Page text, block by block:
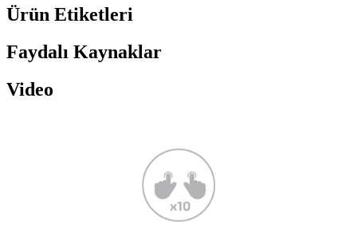
Ürün Etiketleri
Faydalı Kaynaklar
Video